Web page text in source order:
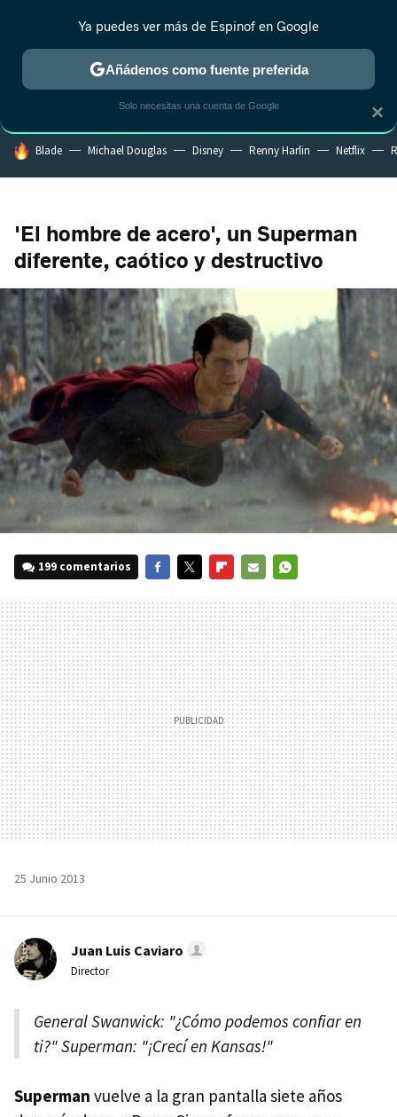
MENÚ NUEVO
ESTRENOS REALITY ANIME RANKINGS CINE
HOY SE HABLA DE
Blade Michael Douglas Disney Renny Harlin Netflix
'El hombre de acero', un Superman
diferente, caótico y destructivo
199 comentarios
MAIL
25 Junio 2013
Juan Luis Caviaro
Director
General Swanwick: "¿Cómo podemos confiar en
ti?" Superman: "¡Crecí en Kansas!"
Superman vuelve a la gran pantalla siete años
×
Ya puedes ver más de Espinof en Google
Añádenos como fuente preferida
Solo necesitas una cuenta de Google